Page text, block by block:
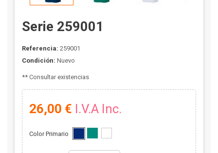
Serie 259001
Referencia: 259001
Condición: Nuevo
** Consultar existencias
26,00 € I.V.A Inc.
Color Primario